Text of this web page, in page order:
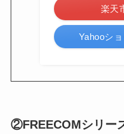
楽天
Yahooシ
②FREECOMシリー